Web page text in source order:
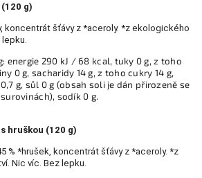
g)
koncentrát šťávy z *aceroly. *z ekologického
energie 290 kJ / 68 kcal, tuky 0 g, z toho
0 g, sacharidy 14 g, z toho cukry 14 g,
g, sůl 0 g (obsah soli je dán přirozeně se
sodík 0 g.
hruškou (120 g)
% *hrušek, koncentrát šťávy z *aceroly. *z
Nic víc. Bez lepku.